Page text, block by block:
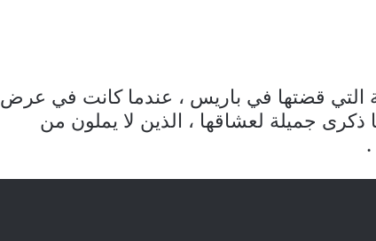
التي قضتها في باريس ، عندما كانت في عرض
ذكرى جميلة لعشاقها ، الذين لا يملون من